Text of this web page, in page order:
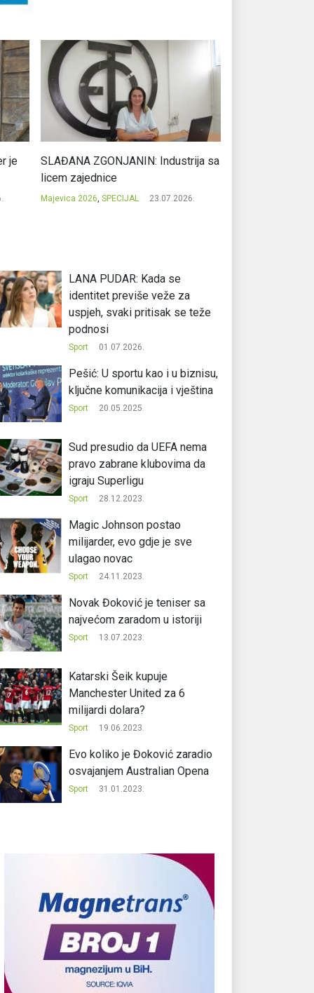
je
SLAĐANA ZGONJANIN: Industrija sa
licem zajednice
Majevica 2026, SPECIJAL 23.07.2026.
LANA PUDAR: Kada se
identitet previše veže za
uspjeh, svaki pritisak se teže
podnosi
Sport 01.07.2026.
Pešić: U sportu kao i u biznisu,
ključne komunikacija i vještina
Sport 20.05.2025.
Sud presudio da UEFA nema
pravo zabrane klubovima da
igraju Superligu
Sport 28.12.2023.
Magic Johnson postao
milijarder, evo gdje je sve
ulagao novac
Sport 24.11.2023.
Novak Đoković je teniser sa
najvećom zaradom u istoriji
Sport 13.07.2023.
Katarski Šeik kupuje
Manchester United za 6
milijardi dolara?
Sport 19.06.2023.
Evo koliko je Đoković zaradio
osvajanjem Australian Opena
Sport 31.01.2023.